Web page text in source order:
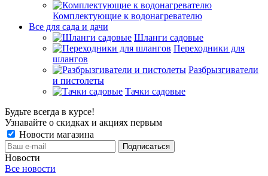
Комплектующие к водонагревателю
Все для сада и дачи
Шланги садовые
Переходники для
шлангов
Разбрызгиватели
и пистолеты
Тачки садовые
Будьте всегда в курсе!
Узнавайте о скидках и акциях первым
Новости магазина
Новости
Все новости